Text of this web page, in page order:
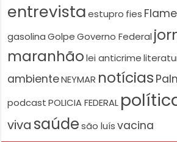
entrevista estupro fies
gasolina Golpe Governo Federal
maranhão lei anticrime
ambienteNEYMAR notícias
podcast POLICIA FEDERAL
viva saúde são luís vacina